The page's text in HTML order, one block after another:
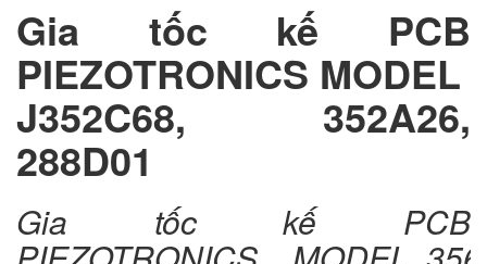
Gia tốc kế PCB
PIEZOTRONICS MODEL
J352C68, 352A26,
288D01
Gia tốc kế PCB